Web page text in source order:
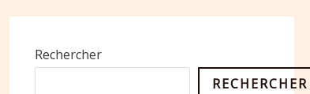
Rechercher
RECHERCHER